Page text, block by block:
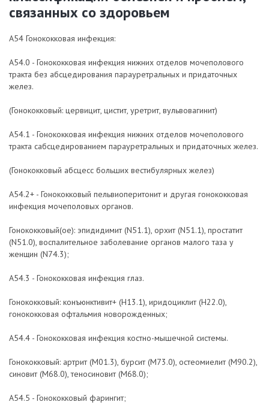
связанных со здоровьем
A54 Гонококковая инфекция:
A54.0 - Гонококковая инфекция нижних отделов мочеполового
тракта без абсцедирования парауретральных и придаточных
желез.
(Гонококковый: цервицит, цистит, уретрит, вульвовагинит)
A54.1 - Гонококковая инфекция нижних отделов мочеполового
тракта сабсцедированием парауретральных и придаточных желез.
(Гонококковый абсцесс больших вестибулярных желез)
A54.2+ - Гонококковый пельвиоперитонит и другая гонококковая
инфекция мочеполовых органов.
Гонококковый(ое): эпидидимит (N51.1), орхит (N51.1), простатит
(N51.0), воспалительное заболевание органов малого таза у
женщин (N74.3);
A54.3 - Гонококковая инфекция глаз.
Гонококковый: конъюнктивит+ (H13.1), иридоциклит (H22.0),
гонококковая офтальмия новорожденных;
A54.4 - Гонококковая инфекция костно-мышечной системы.
Гонококковый: артрит (M01.3), бурсит (M73.0), остеомиелит (M90.2),
синовит (M68.0), теносиновит (M68.0);
A54.5 - Гонококковый фарингит;